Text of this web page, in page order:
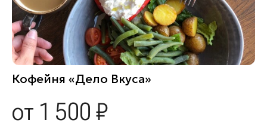
Кофейня «Дело Вкуса»
от 1 500 ₽